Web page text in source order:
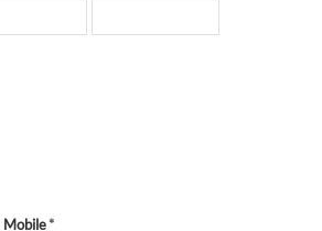
Mobile*